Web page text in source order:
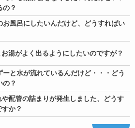
の？
お風呂にしたいんだけど、どうすればい
お湯がよく出るようにしたいのですが？
ーと水が流れているんだけど・・・どう
の？
や配管の詰まりが発生しました、どうす
か？